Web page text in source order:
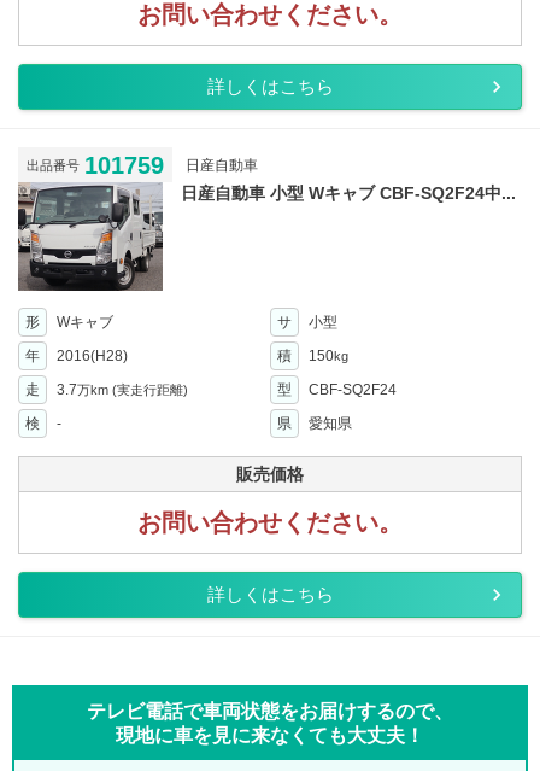
お問い合わせください。
詳しくはこちら
出品番号 101759 日産自動車
日産自動車 小型 Wキャブ CBF-SQ2F24中...
形 Wキャブ サ
小型
年
2016(H28) 積 150kg
走 3.7万km (実走行距離) 型
CBF-SQ2F24
検
- 県 愛知県
販売価格
お問い合わせください。
詳しくはこちら
テレビ電話で車両状態をお届けするので、
現地に車を見に来なくても大丈夫！